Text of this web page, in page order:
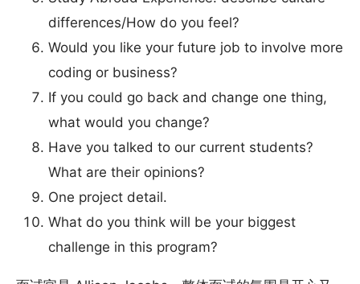
differences/How do you feel?
Would you like your future job to involve more
coding or business?
If you could go back and change one thing,
what would you change?
Have you talked to our current students?
What are their opinions?
One project detail.
What do you think will be your biggest
challenge in this program?